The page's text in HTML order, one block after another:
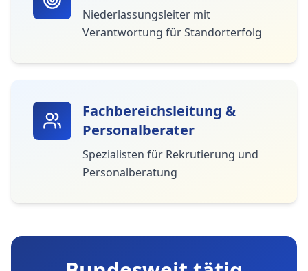
Niederlassungsleiter mit
Verantwortung für Standorterfolg
Fachbereichsleitung &
Personalberater
Spezialisten für Rekrutierung und
Personalberatung